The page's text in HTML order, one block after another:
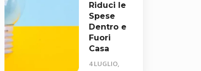
Riduci le
Spese
Dentro e
Fuori
Casa
4 LUGLIO,